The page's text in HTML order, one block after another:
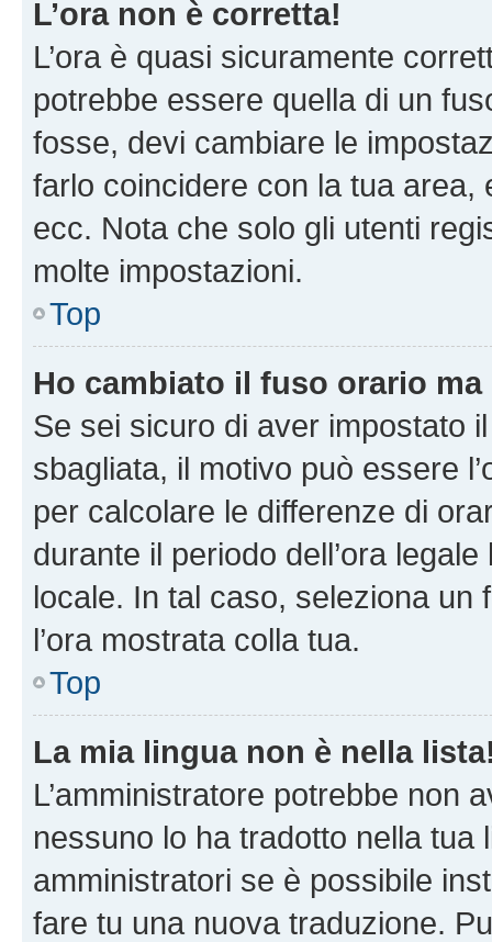
L’ora non è corretta!
L’ora è quasi sicuramente
potrebbe essere quella di un
fosse, devi cambiare le
farlo coincidere con la tua area,
ecc. Nota che solo gli utenti
molte impostazioni.
Top
Ho cambiato il fuso orario ma
Se sei sicuro di aver impostato
sbagliata, il motivo può essere
per calcolare le differenze di
durante il periodo dell’ora
locale. In tal caso, seleziona
l’ora mostrata colla tua.
Top
La mia lingua non è nella
L’amministratore potrebbe non
nessuno lo ha tradotto nella tua
amministratori se è possibile
fare tu una nuova traduzione.